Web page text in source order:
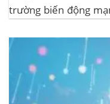
trường biến động
khiến hơn 185 triệu